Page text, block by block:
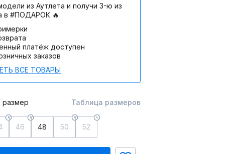
из Аутлета и получи 3-ю из
в #ПОДАРОК 🔥
платёж доступен
заказов
ВСЕ ТОВАРЫ
размер Таблица размеров
46 48 50 52